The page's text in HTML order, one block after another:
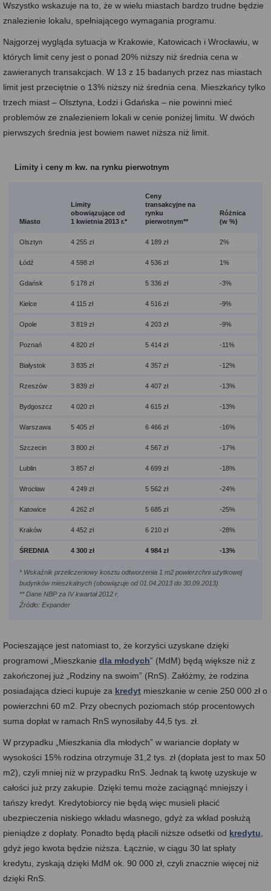
Wszystko wskazuje na to, że w wielu miastach bardzo trudne będzie
znalezienie lokalu, spełniającego wymagania programu.
Najgorzej wygląda sytuacja w Krakowie, Katowicach i Wrocławiu, w
których limit ceny jest o ponad 20% niższy niż średnia cena w
zawieranych transakcjach. W 13 z 15 badanych przez nas miastach
limit jest przeciętnie o 13% niższy niż średnia cena. Mieszkańcy tylko
trzech miast – Olsztyna, Łodzi i Gdańska – nie powinni mieć
problemów ze znalezieniem lokali w cenie poniżej limitu. W dwóch
pierwszych średnia jest bowiem nawet niższa niż limit.
Limity i ceny m kw. na rynku pierwotnym
Miasto
Limity
obowiązujące od
1 kwietnia 2013 r.*
Ceny
transakcyjne na
rynku
pierwotnym**
Różnica
(w %)
Olsztyn 4 255 zł 4 189 zł 2%
Łódź 4 598 zł 4 536 zł 1%
Gdańsk 5 178 zł 5 336 zł -3%
Kielce 4 115 zł 4 516 zł -9%
Opole 3 819 zł 4 203 zł -9%
Poznań 4 820 zł 5 414 zł -11%
Białystok 3 835 zł 4 357 zł -12%
Rzeszów 3 839 zł 4 407 zł -13%
Bydgoszcz 4 020 zł 4 615 zł -13%
Warszawa 5 405 zł 6 466 zł -16%
Szczecin 3 800 zł 4 567 zł -17%
Lublin 3 857 zł 4 699 zł -18%
Wrocław 4 249 zł 5 562 zł -24%
Katowice 4 262 zł 5 685 zł -25%
Kraków 4 452 zł 6 210 zł -28%
ŚREDNIA 4 300 zł 4 984 zł -13%
* Wskaźnik przeliczeniowy kosztu odtworzenia 1 m2 powierzchni użytkowej
budynków mieszkalnych (obowiązuje od 01.04.2013 do 30.09.2013)
** Dane NBP za IV kwartał 2012 r.
Źródło: Expander
Pocieszające jest natomiast to, że korzyści uzyskane dzięki
programowi „Mieszkanie dla młodych” (MdM) będą większe niż z
zakończonej już „Rodziny na swoim” (RnS). Załóżmy, że rodzina
posiadająca dzieci kupuje za kredyt mieszkanie w cenie 250 000 zł o
powierzchni 60 m2. Przy obecnych poziomach stóp procentowych
suma dopłat w ramach RnS wynosiłaby 44,5 tys. zł.
W przypadku „Mieszkania dla młodych” w wariancie dopłaty w
wysokości 15% rodzina otrzymuje 31,2 tys. zł (dopłata jest to max 50
m2), czyli mniej niż w przypadku RnS. Jednak tą kwotę uzyskuje w
całości już przy zakupie. Dzięki temu może zaciągnąć mniejszy i
tańszy kredyt. Kredytobiorcy nie będą więc musieli płacić
ubezpieczenia niskiego wkładu własnego, gdyż za wkład posłużą
pieniądze z dopłaty. Ponadto będą płacili niższe odsetki od kredytu
gdyż jego kwota będzie niższa. Łącznie, w ciągu 30 lat spłaty
kredytu, zyskają dzięki MdM ok. 90 000 zł, czyli znacznie więcej niż
dzięki RnS.